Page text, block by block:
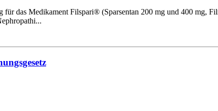
Filspari® (Sparsentan 200 mg und 400 mg, Filmtabletten) erteilt. Filspari ist zur
...